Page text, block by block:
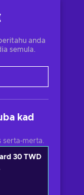
anda
semula.
kad
serta-merta.
30 TWD